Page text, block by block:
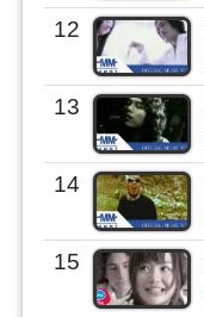
12
13
14
15